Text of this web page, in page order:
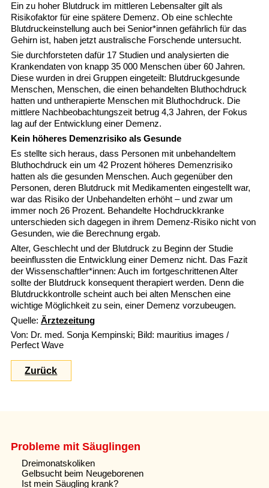
Ein zu hoher Blutdruck im mittleren Lebensalter gilt als
Risikofaktor für eine spätere Demenz. Ob eine schlechte
Blutdruckeinstellung auch bei Senior*innen gefährlich für das
Gehirn ist, haben jetzt australische Forschende untersucht.
Sie durchforsteten dafür 17 Studien und analysierten die
Krankendaten von knapp 35 000 Menschen über 60 Jahren.
Diese wurden in drei Gruppen eingeteilt: Blutdruckgesunde
Menschen, Menschen, die einen behandelten Bluthochdruck
hatten und untherapierte Menschen mit Bluthochdruck. Die
mittlere Nachbeobachtungszeit betrug 4,3 Jahren, der Fokus
lag auf der Entwicklung einer Demenz.
Kein höheres Demenzrisiko als Gesunde
Es stellte sich heraus, dass Personen mit unbehandeltem
Bluthochdruck ein um 42 Prozent höheres Demenzrisiko
hatten als die gesunden Menschen. Auch gegenüber den
Personen, deren Blutdruck mit Medikamenten eingestellt war,
war das Risiko der Unbehandelten erhöht – und zwar um
immer noch 26 Prozent. Behandelte Hochdruckkranke
unterschieden sich dagegen in ihrem Demenz-Risiko nicht von
Gesunden, wie die Berechnung ergab.
Alter, Geschlecht und der Blutdruck zu Beginn der Studie
beeinflussten die Entwicklung einer Demenz nicht. Das Fazit
der Wissenschaftler*innen: Auch im fortgeschrittenen Alter
sollte der Blutdruck konsequent therapiert werden. Denn die
Blutdruckkontrolle scheint auch bei alten Menschen eine
wichtige Möglichkeit zu sein, einer Demenz vorzubeugen.
Quelle: Ärztezeitung
Von: Dr. med. Sonja Kempinski; Bild: mauritius images /
Perfect Wave
Zurück
Probleme mit Säuglingen
Dreimonatskoliken
Gelbsucht beim Neugeborenen
Ist mein Säugling krank?